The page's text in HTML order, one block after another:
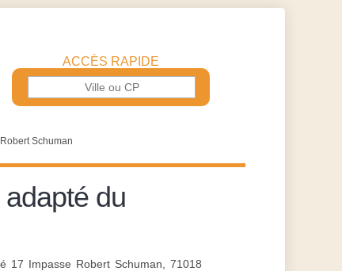
ACCÈS RAPIDE
Schuman
du
17 Impasse Robert Schuman, 71018